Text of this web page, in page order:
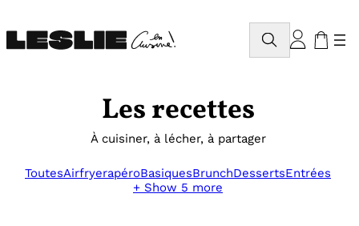
au
contenu
Rechercher
Les recettes
À cuisiner, à lécher, à partager
ToutesAirfryerapéroBasiquesBrunchDessertsEntrées
+ Show 5 more